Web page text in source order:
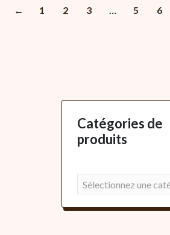
← 1 2 3 … 5 6
Catégories de
produits